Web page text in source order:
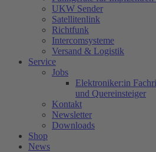
UKW Sender
Satellitenlink
Richtfunk
Intercomsysteme
Versand & Logistik
Service
Jobs
Elektroniker:in
und Quereinsteiger
Kontakt
Newsletter
Downloads
Shop
News